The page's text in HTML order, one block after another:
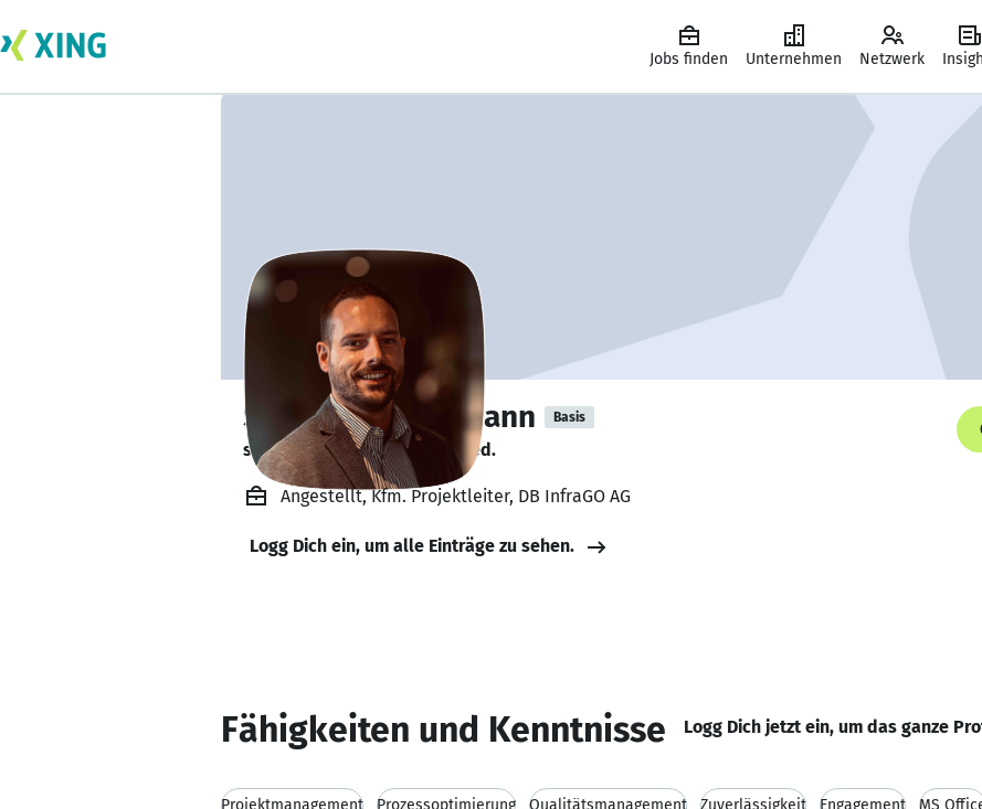
Jobs finden Unternehmen Netzwerk
Stephan Friedemann Basis
sucht ein neues Team-Mitglied.
Angestellt, Kfm. Projektleiter, DB InfraGO AG
Logg Dich ein, um alle Einträge zu sehen.
Fähigkeiten und Kenntnisse Logg Dich jetzt ein, um das ganze
Projektmanagement Prozessoptimierung Qualitätsmanagement Zuverlässigkeit Engagement MS